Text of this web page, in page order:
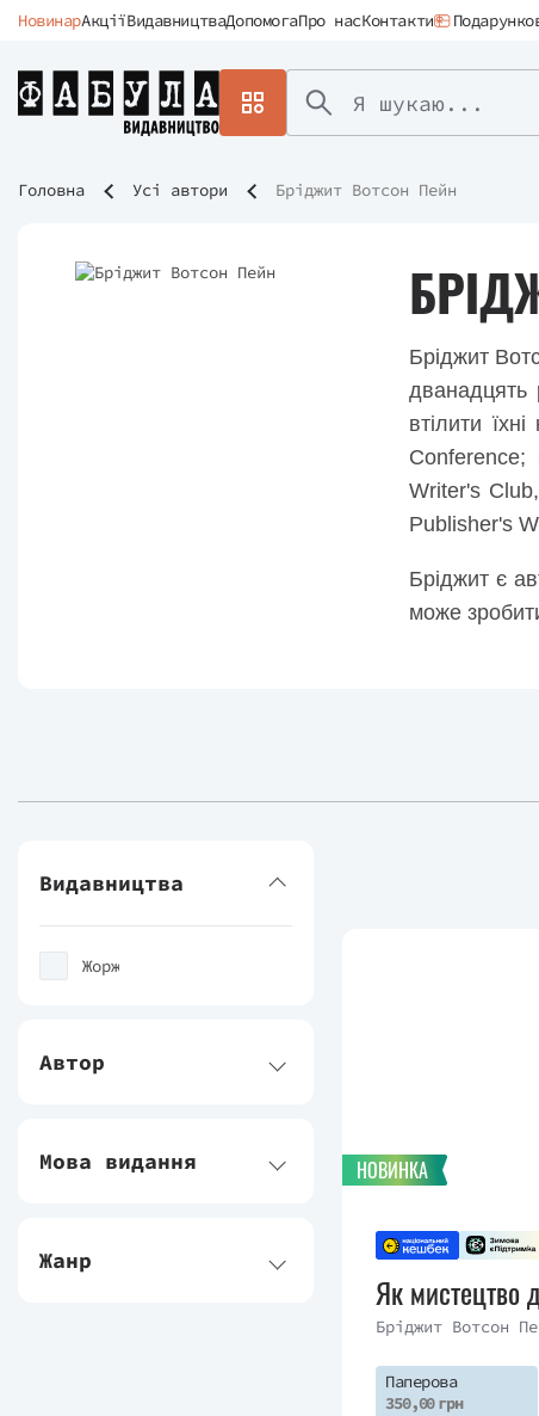
НовинарАкціїВидавництваДопомогаПро насКонтакти
Головна Усі автори Бріджит Вотсон Пейн
Бріджит
дванадцять
втілити
Writer's
Publisher's
Бріджит є
може
Видавництва
Жорж
Автор
Мова видання
Жанр
НОВИНКА
Як мистецтво
Бріджит Вотсон
Паперова
350,00 грн